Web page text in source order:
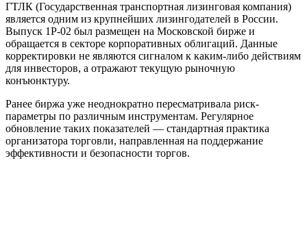
ГТЛК (Государственная транспортная лизинговая компания)
является одним из крупнейших лизингодателей в России.
Выпуск 1P-02 был размещен на Московской бирже и
обращается в секторе корпоративных облигаций. Данные
корректировки не являются сигналом к каким-либо действиям
для инвесторов, а отражают текущую рыночную
конъюнктуру.
Ранее биржа уже неоднократно пересматривала риск-
параметры по различным инструментам. Регулярное
обновление таких показателей — стандартная практика
организатора торговли, направленная на поддержание
эффективности и безопасности торгов.